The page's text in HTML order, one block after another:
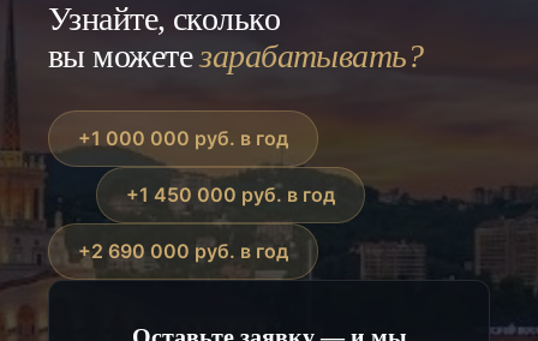
Узнайте, сколько
вы можетезарабатывать?
+1 000 000 руб. в год
+1 450 000 руб. в год
+2 690 000 руб. в год